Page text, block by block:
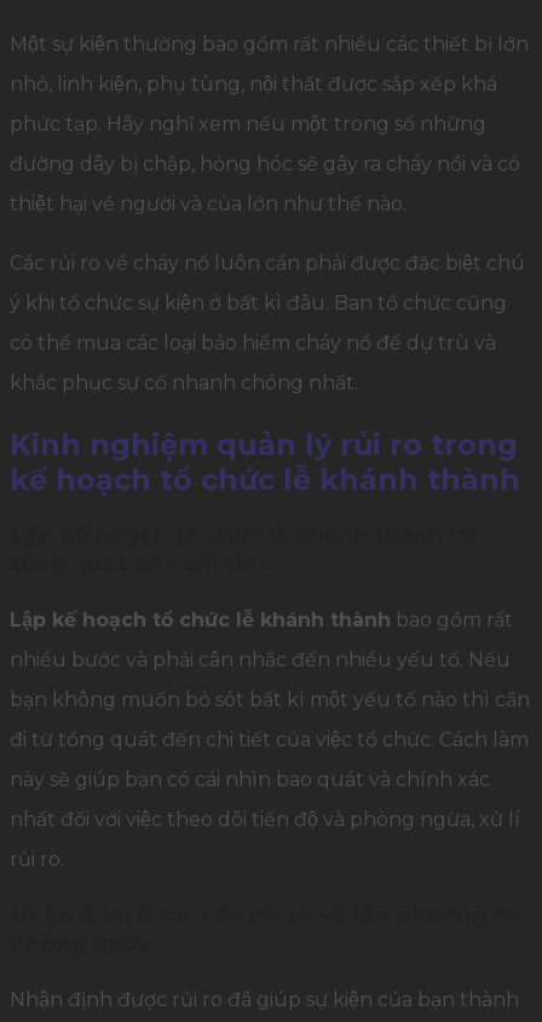
Một sự kiện thường bao gồm rất nhiều các thiết bị lớn
nhỏ, linh kiện, phụ tùng, nội thất được sắp xếp khá
phức tạp. Hãy nghĩ xem nếu một trong số những
đường dây bị chập, hỏng hóc sẽ gây ra cháy nổi và có
thiệt hại về người và của lớn như thế nào.
Các rủi ro về cháy nổ luôn cần phải được đặc biệt chú
ý khi tổ chức sự kiện ở bất kì đâu. Ban tổ chức cũng
có thể mua các loại bảo hiểm cháy nổ để dự trù và
khắc phục sự cố nhanh chóng nhất.
Kinh nghiệm quản lý rủi ro trong
kế hoạch tổ chức lễ khánh thành
Lập kế hoạch tổ chức lễ khánh thành bao gồm rất
nhiều bước và phải cân nhắc đến nhiều yếu tố. Nếu
bạn không muốn bỏ sót bất kì một yếu tố nào thì cần
đi từ tổng quát đến chi tiết của việc tổ chức. Cách làm
này sẽ giúp bạn có cái nhìn bao quát và chính xác
nhất đối với việc theo dõi tiến độ và phòng ngừa, xử lí
rủi ro.
Nhận định được rủi ro đã giúp sự kiện của bạn thành